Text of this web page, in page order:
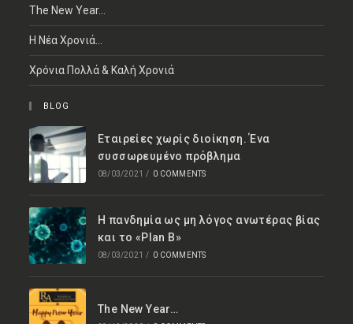
The New Year…
Η Νέα Χρονιά…
Χρόνια Πολλά & Καλή Χρονιά
BLOG
Εταιρείες χωρίς διοίκηση. Ένα
συσσωρευμένο πρόβλημα
08/03/2021 / 0 COMMENTS
Η πανδημία ως μη λόγος ανωτέρας βίας
και το «Plan B»
08/03/2021 / 0 COMMENTS
The New Year…